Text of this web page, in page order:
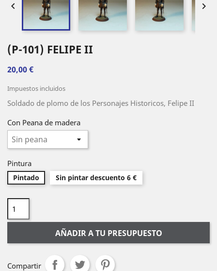
 
(P-101) FELIPE II
20,00 €
Impuestos incluidos
Soldado de plomo de los Personajes Historicos, Felipe II
Con Peana de madera
Pintura
Pintado Sin pintar descuento 6 €
AÑADIR A TU PRESUPUESTO
Compartir